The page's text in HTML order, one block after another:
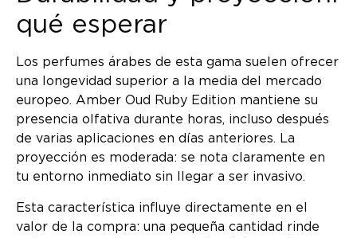
qué esperar
Los perfumes árabes de esta gama suelen ofrecer
una longevidad superior a la media del mercado
europeo. Amber Oud Ruby Edition mantiene su
presencia olfativa durante horas, incluso después
de varias aplicaciones en días anteriores. La
proyección es moderada: se nota claramente en
tu entorno inmediato sin llegar a ser invasivo.
Esta característica influye directamente en el
valor de la compra: una pequeña cantidad rinde